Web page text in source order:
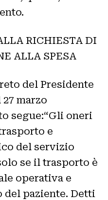
RICHIESTA DI
ALLA SPESA
del Presidente
marzo
segue:“Gli oneri
e
del servizio
se il trasporto è
operativa e
paziente. Detti